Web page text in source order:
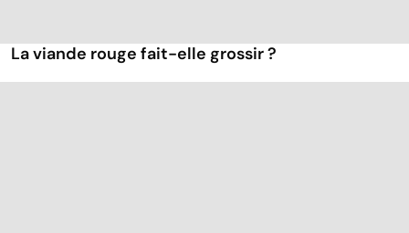
La viande rouge fait-elle grossir ?